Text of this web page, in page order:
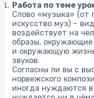
Работа по теме
Слово «музыка» (от
искусство муз) –
воздействует на
образы,
и окружающую
звуков.
Согласны ли вы с
норвежского
иногда нуждаются